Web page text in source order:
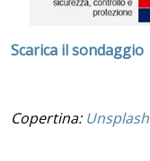
Scarica il sondaggio
Copertina: Unsplash